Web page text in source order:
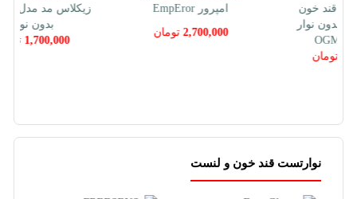
تومان
زیکلاس مد مدل TD-4267
تومان
نوارتست قند خون و لنست